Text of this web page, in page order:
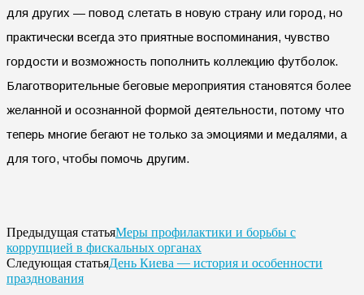
для других — повод слетать в новую страну или город, но
практически всегда это приятные воспоминания, чувство
гордости и возможность пополнить коллекцию футболок.
Благотворительные беговые мероприятия становятся более
желанной и осознанной формой деятельности, потому что
теперь многие бегают не только за эмоциями и медалями, а
для того, чтобы помочь другим.
Предыдущая статьяМеры профилактики и борьбы с
коррупцией в фискальных органах
Следующая статьяДень Киева — история и особенности
празднования